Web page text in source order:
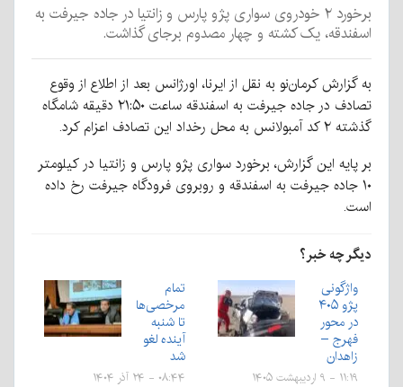
برخورد ۲ خودروی سواری پژو پارس و زانتیا در جاده جیرفت به
اسفندقه، یک کشته و چهار مصدوم برجای گذاشت.
به گزارش کرمان‌نو به نقل از ایرنا، اورژانس بعد از اطلاع از وقوع
تصادف در جاده جیرفت به اسفندقه ساعت ۲۱:۵۰ دقیقه شامگاه
گذشته ۲ کد آمبولانس به محل رخداد این تصادف اعزام کرد.
بر پایه این گزارش، برخورد سواری پژو پارس و زانتیا در کیلومتر
۱۰ جاده جیرفت به اسفندقه و روبروی فرودگاه جیرفت رخ داده
است.
دیگر چه خبر؟
واژگونی
پژو ۴۰۵
در محور
فهرج –
زاهدان
۱۱:۱۹ - ۹ اردیبهشت ۱۴۰۵
تمام
مرخصی‌ها
تا شنبه
آینده لغو
شد
۰۸:۴۴ - ۲۴ آذر ۱۴۰۴